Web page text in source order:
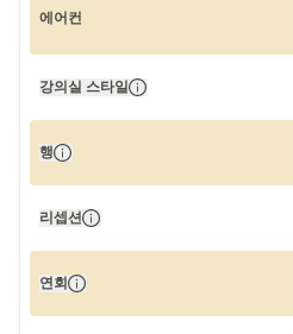
에어컨
강의실 스타일
행
리셉션
연회